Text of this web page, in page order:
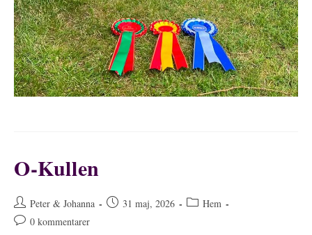
O-Kullen
Inläggsförfattare:
Peter & Johanna
Inlägget31 maj, 2026 Inläggskategori:
Hem
Kommentarer
0 kommentarer